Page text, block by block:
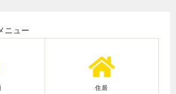
ニュー
住居